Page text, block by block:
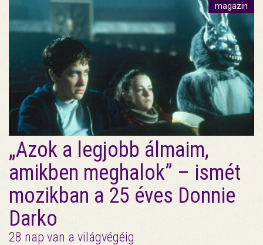
magazin
„Azok a legjobb álmaim,
amikben meghalok” – ismét
mozikban a 25 éves Donnie
Darko
28 nap van a világvégéig